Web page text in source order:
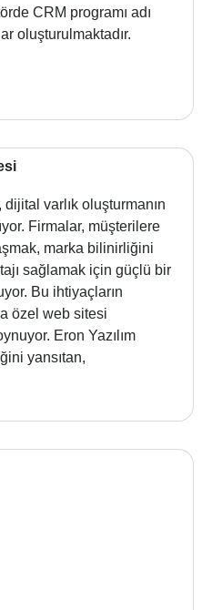
CRM programı adı
oluşturulmaktadır.
varlık oluşturmanın
Firmalar, müşterilere
marka bilinirliğini
sağlamak için güçlü bir
Bu ihtiyaçların
özel web sitesi
Eron Yazılım
yansıtan,